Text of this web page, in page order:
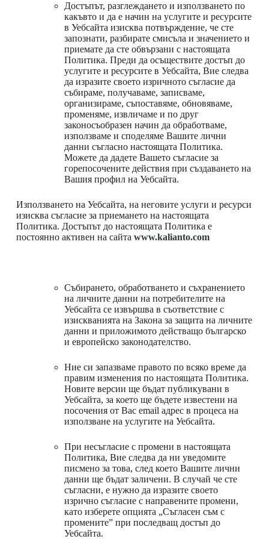
Достъпът, разглеждането и използването по
какъвто и да е начин на услугите и ресурсите
в Уебсайта изисква потвърждение, че сте
запознати, разбирате смисъла и значението и
приемате да сте обвързани с настоящата
Политика. Преди да осъществите достъп до
услугите и ресурсите в Уебсайта, Вие следва
да изразите своето изричното съгласие да
събираме, получаваме, записваме,
организираме, съпоставяме, обновяваме,
променяме, извличаме и по друг
законосъобразен начин да обработваме,
използваме и споделяме Вашите лични
данни съгласно настоящата Политика.
Можете да дадете Вашето съгласие за
горепосочените действия при създаването на
Вашия профил на Уебсайта.
Използването на Уебсайта, на неговите услуги и ресурси
изисква съгласие за приемането на настоящата
Политика. Достъпът до настоящата Политика е
постоянно активен на сайта www.kalianto.com
Събирането, обработването и съхранението
на личните данни на потребителите на
Уебсайта се извършва в съответствие с
изискванията на Закона за защита на личните
данни и приложимото действащо българско
и европейско законодателство.
Ние си запазваме правото по всяко време да
правим изменения по настоящата Политика.
Новите версии ще бъдат публикувани в
Уебсайта, за което ще бъдете известени на
посочения от Вас email адрес в процеса на
използване на услугите на Уебсайта.
При несъгласие с промени в настоящата
Политика, Вие следва да ни уведомите
писмено за това, след което Вашите лични
данни ще бъдат заличени. В случай че сте
съгласни, е нужно да изразите своето
изрично съгласие с направените промени,
като изберете опцията „Съгласен съм с
промените” при последващ достъп до
Уебсайта.